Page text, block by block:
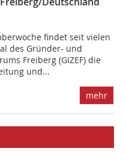
findet seit vielen
des Gründer- und
Freiberg (GIZEF) die
und...
mehr